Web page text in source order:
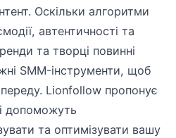
Оскільки алгоритми
автентичності та
та творці повинні
SMM-інструменти, щоб
Lionfollow пропонує
допоможуть
та оптимізувати вашу